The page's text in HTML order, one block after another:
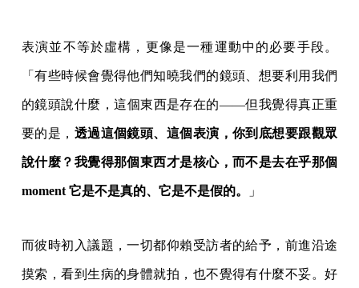
表演並不等於虛構，更像是一種運動中的必要手段。
「有些時候會覺得他們知曉我們的鏡頭、想要利用我們
的鏡頭說什麼，這個東西是存在的——但我覺得真正重
要的是， 透過這個鏡頭、這個表演，你到底想要跟觀眾
說什麼？我覺得那個東西才是核心，而不是去在乎那個
moment 它是不是真的、它是不是假的。 」
而彼時初入議題，一切都仰賴受訪者的給予，前進沿途
摸索，看到生病的身體就拍，也不覺得有什麼不妥。好